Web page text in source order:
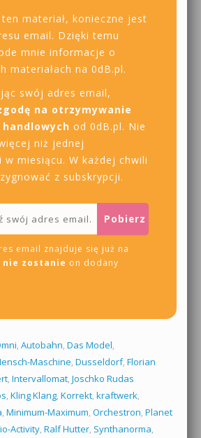
materiał, konieczne jest
email. Dzięki temu
mnie informacje o
materiałach na 0dB.pl.
swój adres email,
na otrzymywanie
od 0dB.pl. Nie
niż jednej
w miesiącu. W każdej chwili
z subskrypcji.
email znajduje się już na
nie zostanie on dodany
, Autobahn, Das Model,
Maschine, Dusseldorf, Florian
, Intervallomat, Joschko Rudas
, Kling Klang, Korrekt, kraftwerk,
, Minimum-Maximum, Orchestron, Planet
Activity, Ralf Hutter, Synthanorma,